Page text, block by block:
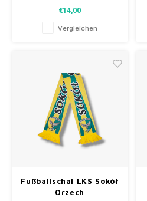
Spielernamen, jedes erzählt
eine Geschichte. Wähle aus
gebrauchten und neuen Schals
Deine Quelle für einzigartige
Fanschals!
€14,00
Vergleichen
Fußballschal LKS Sokół
Orzech